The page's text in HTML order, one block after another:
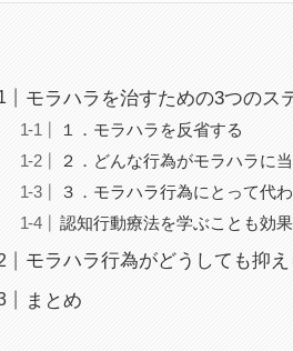
モラハラを治すための3つのス
１．モラハラを反省する
２．どんな行為がモラハラに
３．モラハラ行為にとって代
認知行動療法を学ぶことも効
モラハラ行為がどうしても抑
まとめ